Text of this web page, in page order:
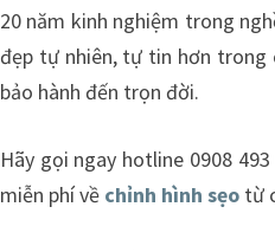
20 năm kinh nghiệm trong
đẹp tự nhiên, tự tin hơn trong
bảo hành đến trọn đời.
Hãy gọi ngay hotline 0908
miễn phí về chỉnh hình sẹo từ